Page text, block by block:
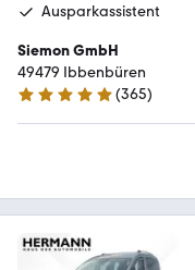
Ausparkassistent
Siemon GmbH
49479 Ibbenbüren
4.8 Sterne
(365)